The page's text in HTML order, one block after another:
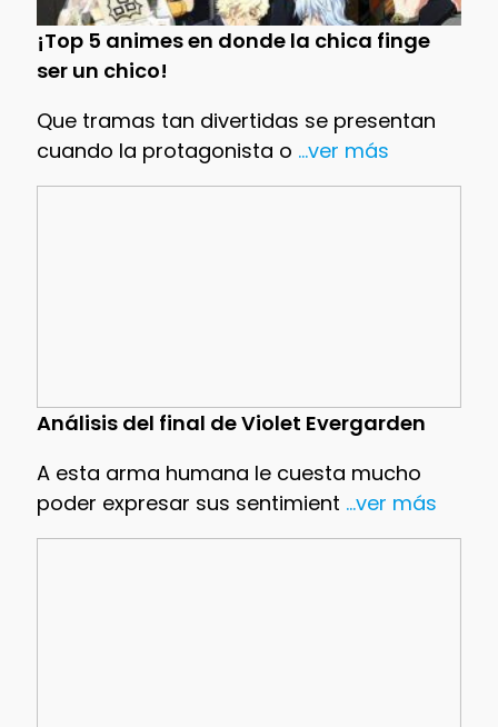
¡Top 5 animes en donde la chica finge
ser un chico!
Que tramas tan divertidas se presentan
cuando la protagonista o ...ver más
Análisis del final de Violet Evergarden
A esta arma humana le cuesta mucho
poder expresar sus sentimient ...ver más